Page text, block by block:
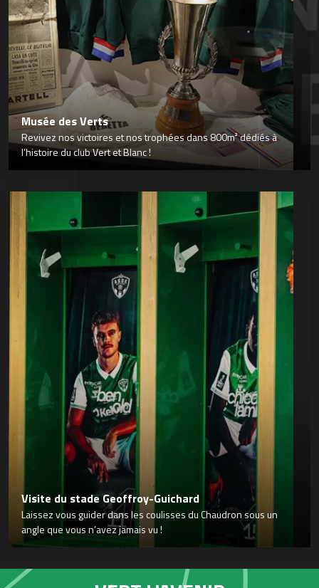
Musée des Verts
Revivez nos victoires et nos trophées dans 800m² dédiés à
l’histoire du club Vert et Blanc !
Visite du stade Geoffroy-Guichard
Laissez vous guider dans les coulisses du Chaudron sous un
angle que vous n’avez jamais vu !